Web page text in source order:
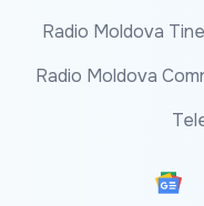
Radio Moldova
Radio Moldova